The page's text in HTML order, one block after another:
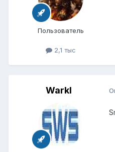
Пользователь
2,1 тыс
Warkl